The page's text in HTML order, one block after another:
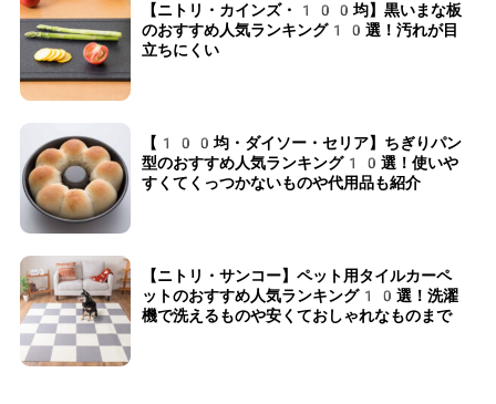
【ニトリ・カインズ・100均】黒いまな板
のおすすめ人気ランキング10選！汚れが目
立ちにくい
【100均・ダイソー・セリア】ちぎりパン
型のおすすめ人気ランキング10選！使いや
すくてくっつかないものや代用品も紹介
【ニトリ・サンコー】ペット用タイルカーペ
ットのおすすめ人気ランキング10選！洗濯
機で洗えるものや安くておしゃれなものまで